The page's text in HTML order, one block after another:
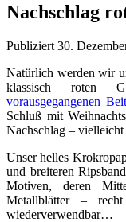
Nachschlag
Publiziert 30.
Natürlich werden wir
klassisch roten
vorausgegangenen
Schluß mit
Nachschlag –
Unser helles
und breiteren
Motiven, deren
Metallblätter –
wiederverwendbar…